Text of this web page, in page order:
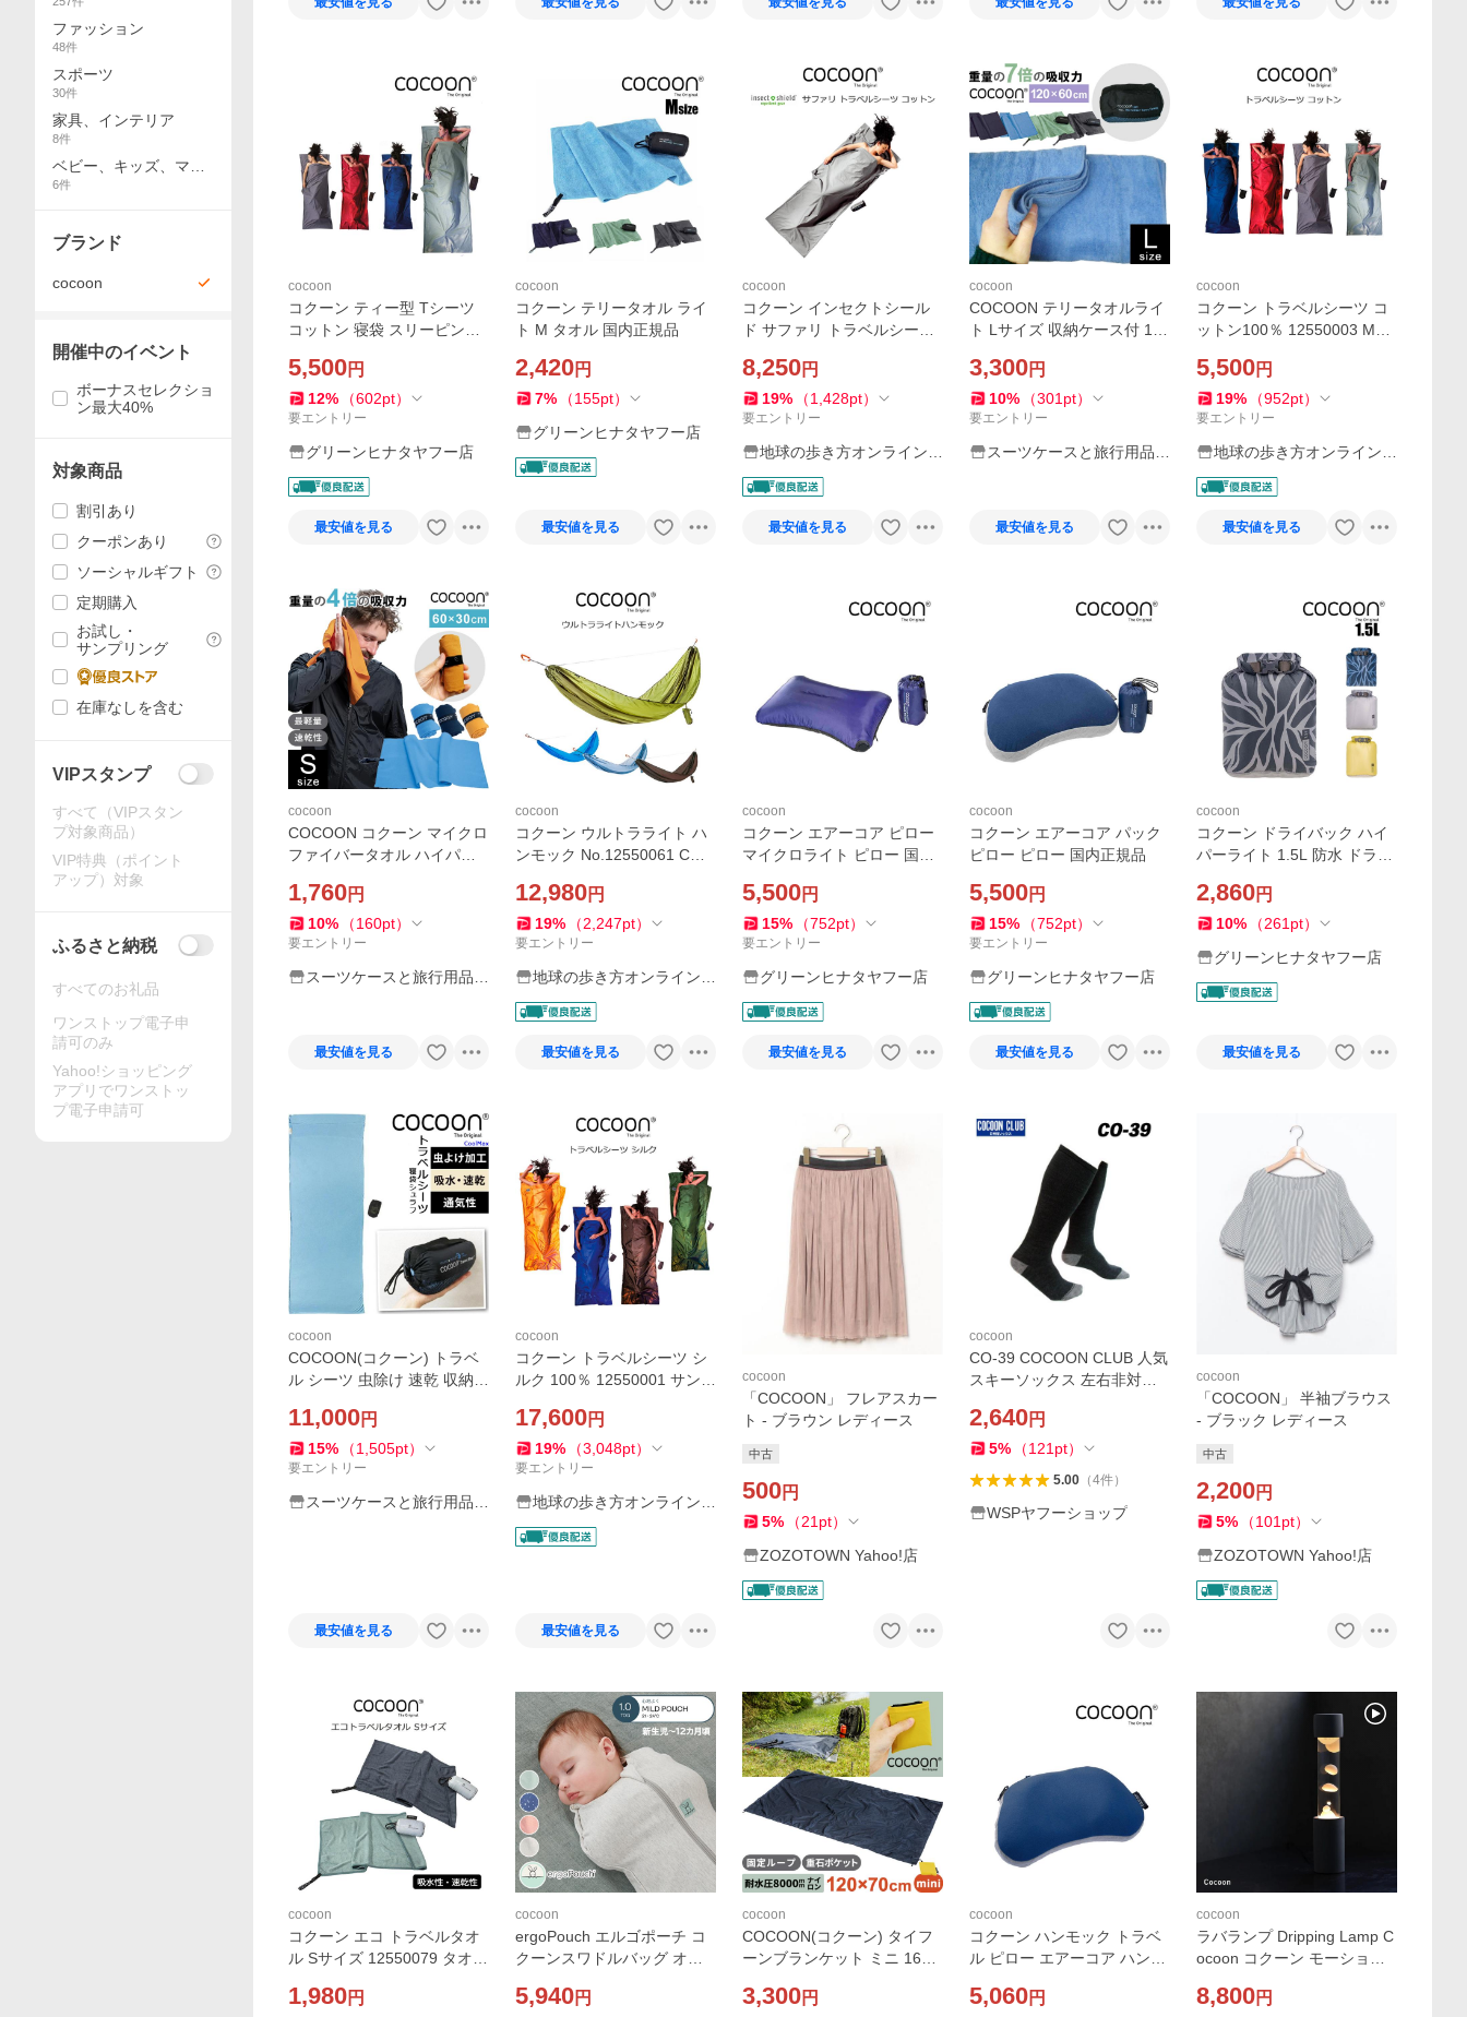
cocoon
コクーン ティー型 Tシーツ
コットン 寝袋 スリーピング
5,500円
12% （602pt）
要エントリー
グリーンヒナタヤフー店
最安値を見る
cocoon
コクーン テリータオル ライ
ト M タオル 国内正規品
2,420円
7% （155pt）
グリーンヒナタヤフー店
最安値を見る
cocoon
コクーン インセクトシール
ド サファリ トラベルシーツ
ファリグレー ICT90 COCOO
N
8,250円
19% （1,428pt）
要エントリー
地球の歩き方オンラインシ
ョップ
最安値を見る
cocoon
COCOON テリータオルライ
ト Lサイズ 収納ケース付 125
折り畳み タオル 巾着 1点迄
メール便OK(ei0a086)
3,300円
10% （301 pt）
要エントリー
スーツケースと旅行用品の
最安値を見る
cocoon
コクーン トラベルシーツ コ
ットン100％ 12550003 Mレ
エレファントグレー CT72 C
T80 CT44 COCOON
5,500円
19% （952pt）
要エントリー
地球の歩き方オンラインシ
ョップ
最安値を見る
cocoon
COCOON コクーン マイクロ
ファイバータオル ハイパー
ル 正規品 12550086-03 4点
迄メール便OK(ei0a289)
1,760円
10% （160pt）
要エントリー
スーツケースと旅行用品の
最安値を見る
cocoon
コクーン ウルトラライト ハ
ンモック No.12550061 COC
12,980円
19% （2,247pt）
要エントリー
地球の歩き方オンラインシ
ョップ
最安値を見る
cocoon
コクーン エアーコア ピロー
マイクロライト ピロー 国内
5,500円
15% （752pt）
要エントリー
グリーンヒナタヤフー店
最安値を見る
cocoon
コクーン エアーコア パック
ピロー ピロー 国内正規品
5,500円
15% （752pt）
要エントリー
グリーンヒナタヤフー店
最安値を見る
cocoon
コクーン ドライバック ハイ
パーライト 1.5L 防水 ドライ
2,860円
10% （261 pt）
グリーンヒナタヤフー店
最安値を見る
cocoon
COCOON(コクーン) トラベ
ル シーツ 虫除け 速乾 収納ケ
筒型 トラベルシーツサファ
リ クールマックス 正規品 25
500274(ei0a284)
11,000円
15% （1,505pt）
要エントリー
スーツケースと旅行用品の
最安値を見る
cocoon
コクーン トラベルシーツ シ
ルク 100％ 12550001 サンセ
M.エレファント Dオリーブグ
リーン ST40 ST80 ST70 ST
71 COCOON
17,600円
19% （3,048pt）
要エントリー
地球の歩き方オンラインシ
ョップ
最安値を見る
cocoon
「COCOON」 フレアスカー
ト - ブラウン レディース
中古
500円
5% （21 pt）
ZOZOTOWN Yahoo!店
cocoon
CO-39 COCOON CLUB 人気
スキーソックス 左右非対称
無料
2,640円
5% （121 pt）
5.00（4件）
WSPヤフーショップ
cocoon
「COCOON」 半袖ブラウス
- ブラック レディース
中古
2,200円
5% （101 pt）
ZOZOTOWN Yahoo!店
cocoon
コクーン エコ トラベルタオ
ル Sサイズ 12550079 タオル
1,980円
cocoon
ergoPouch エルゴポーチ コ
クーンスワドルバッグ オー
月 3〜6か月
5,940円
cocoon
COCOON(コクーン) タイフ
ーンブランケット ミニ 160×
ート ミニサイズ 撥水加工 軽
3,300円
cocoon
コクーン ハンモック トラベ
ル ピロー エアーコア ハンモ
5,060円
cocoon
ラバランプ Dripping Lamp C
ocoon コクーン モーション
照明 インテリア
8,800円
行用品
ファッション
48件
スポーツ
30件
家具、インテリア
8件
ベビー、キッズ、マタ
ニティ
6件
ブランド
cocoon
開催中のイベント
ボーナスセレクショ
ン最大40%
対象商品
割引あり
クーポンあり
ソーシャルギフト
定期購入
お試し・
サンプリング
在庫なしを含む
VIPスタンプ
すべて（VIPスタン
プ対象商品）
VIP特典（ポイント
アップ）対象
ふるさと納税
すべてのお礼品
ワンストップ電子申
請可のみ
Yahoo!ショッピング
アプリでワンストッ
プ電子申請可